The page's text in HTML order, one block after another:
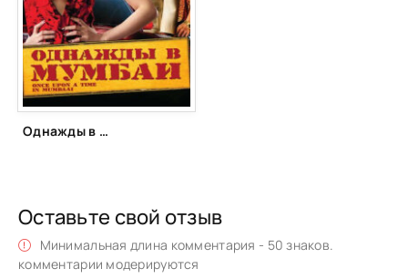
Однажды в Мумбаи (2010)
Оставьте свой отзыв
Минимальная длина комментария - 50 знаков.
комментарии модерируются